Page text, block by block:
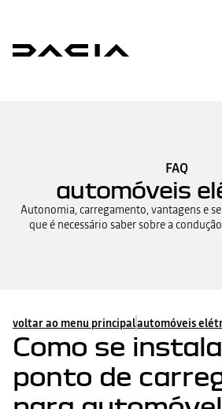
FAQ
automóveis
Autonomia, carregamento, vantagens e
que é necessário saber sobre a
voltar ao menu principalautomóveis
Como se
ponto de